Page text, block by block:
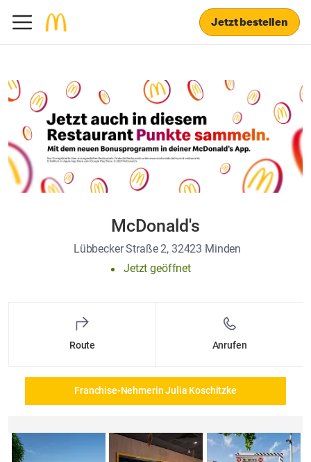
Jetzt bestellen
McDonald's
Lübbecker Straße 2, 32423 Minden
Jetzt geöffnet
Route Anrufen
Franchise-Nehmerin Julia Koschitzke
Details und Fotos